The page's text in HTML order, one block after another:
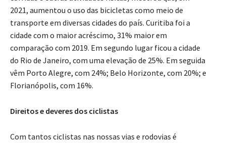
2021, aumentou o uso das bicicletas como meio de
transporte em diversas cidades do país. Curitiba foi a
cidade com o maior acréscimo, 31% maior em
comparação com 2019. Em segundo lugar ficou a cidade
do Rio de Janeiro, com uma elevação de 25%. Em seguida
vêm Porto Alegre, com 24%; Belo Horizonte, com 20%; e
Florianópolis, com 16%.
Direitos e deveres dos ciclistas
Com tantos ciclistas nas nossas vias e rodovias é